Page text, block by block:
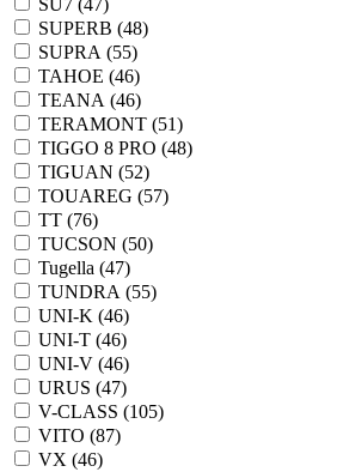
SU7 (47)
SUPERB (48)
SUPRA (55)
TAHOE (46)
TEANA (46)
TERAMONT (51)
TIGGO 8 PRO (48)
TIGUAN (52)
TOUAREG (57)
TT (76)
TUCSON (50)
Tugella (47)
TUNDRA (55)
UNI-K (46)
UNI-T (46)
UNI-V (46)
URUS (47)
V-CLASS (105)
VITO (87)
VX (46)